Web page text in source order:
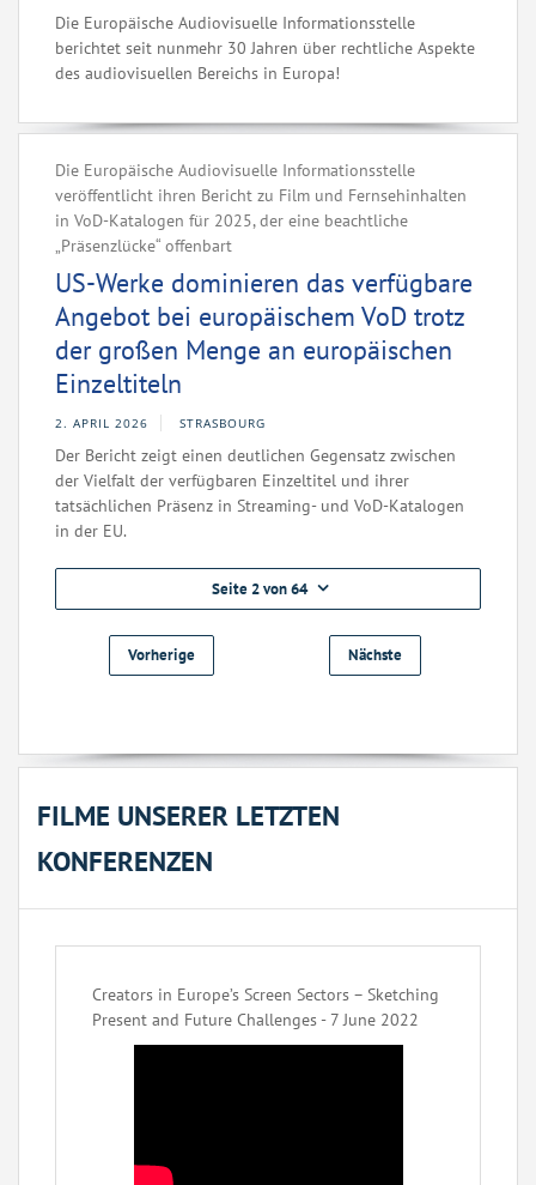
Die Europäische Audiovisuelle Informationsstelle
berichtet seit nunmehr 30 Jahren über rechtliche Aspekte
des audiovisuellen Bereichs in Europa!
Die Europäische Audiovisuelle Informationsstelle
veröffentlicht ihren Bericht zu Film und Fernsehinhalten
in VoD-Katalogen für 2025, der eine beachtliche
„Präsenzlücke“ offenbart
US-Werke dominieren das verfügbare
Angebot bei europäischem VoD trotz
der großen Menge an europäischen
Einzeltiteln
2. APRIL 2026 STRASBOURG
Der Bericht zeigt einen deutlichen Gegensatz zwischen
der Vielfalt der verfügbaren Einzeltitel und ihrer
tatsächlichen Präsenz in Streaming- und VoD-Katalogen
in der EU.
Seite 2 von 64
Vorherige Nächste
FILME UNSERER LETZTEN
KONFERENZEN
Creators in Europe’s Screen Sectors – Sketching
Present and Future Challenges - 7 June 2022